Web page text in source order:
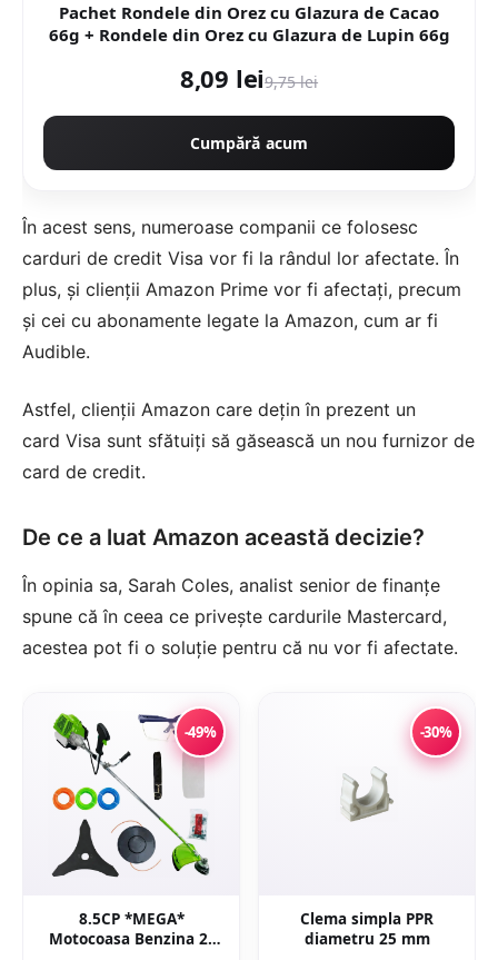
Pachet Rondele din Orez cu Glazura de Cacao
66g + Rondele din Orez cu Glazura de Lupin 66g
8,09 lei9,75 lei
Cumpără acum
În acest sens, numeroase companii ce folosesc
carduri de credit Visa vor fi la rândul lor afectate. În
plus, și clienții Amazon Prime vor fi afectați, precum
și cei cu abonamente legate la Amazon, cum ar fi
Audible.
Astfel, clienții Amazon care dețin în prezent un
card Visa sunt sfătuiți să găsească un nou furnizor de
card de credit.
De ce a luat Amazon această decizie?
În opinia sa, Sarah Coles, analist senior de finanțe
spune că în ceea ce privește cardurile Mastercard,
acestea pot fi o soluție pentru că nu vor fi afectate.
-49%
8.5CP *MEGA*
Motocoasa Benzina 2t
-30%
Clema simpla PPR
diametru 25 mm